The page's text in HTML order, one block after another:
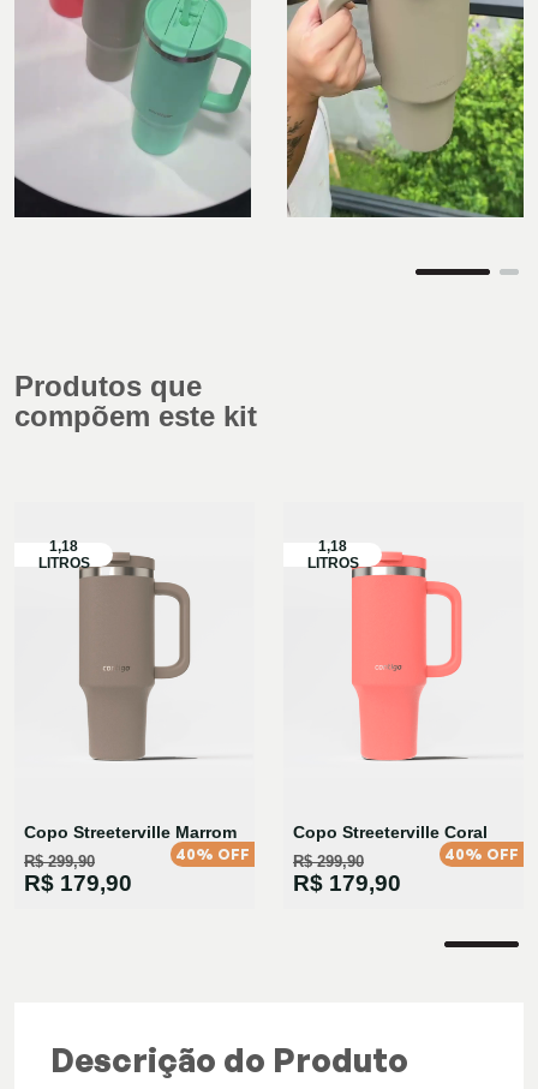
Produtos que
compõem este kit
Copo Streeterville Marrom
R$ 299,90
R$ 179,90
40% OFF
Copo Streeterville Coral
R$ 299,90
R$ 179,90
40% OFF
Descrição do Produto